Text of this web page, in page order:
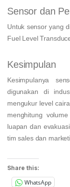
Sensor dan
Untuk sensor yang
Fuel Level
Kesimpulan
Kesimpulanya
digunakan di
mengukur level
menghitung
luapan dan
tim sales dan
Share this:
WhatsApp